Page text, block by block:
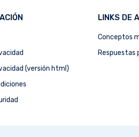
(versión html)
LINKS DE
Conceptos
Respuestas